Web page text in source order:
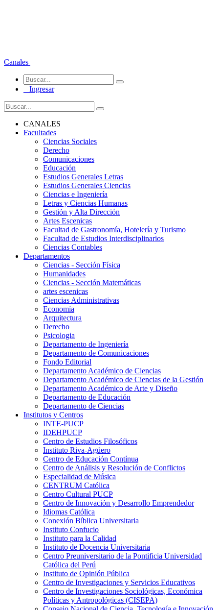
Canales
Ingresar
CANALES
Facultades
Ciencias Sociales
Derecho
Comunicaciones
Educación
Estudios Generales Letras
Estudios Generales Ciencias
Ciencias e Ingeniería
Letras y Ciencias Humanas
Gestión y Alta Dirección
Artes Escenicas
Facultad de Gastronomía, Hotelería y Turismo
Facultad de Estudios Interdisciplinarios
Ciencias Contables
Departamentos
Ciencias - Sección Física
Humanidades
Ciencias - Sección Matemáticas
artes escenicas
Ciencias Administrativas
Economía
Arquitectura
Derecho
Psicologia
Departamento de Ingeniería
Departamento de Comunicaciones
Fondo Editorial
Departamento Académico de Ciencias
Departamento Académico de Ciencias de la Gestión
Departamento Académico de Arte y Diseño
Departamento de Educación
Departamento de Ciencias
Institutos y Centros
INTE-PUCP
IDEHPUCP
Centro de Estudios Filosóficos
Instituto Riva-Agüero
Centro de Educación Contínua
Centro de Análisis y Resolución de Conflictos
Especialidad de Música
CENTRUM Católica
Centro Cultural PUCP
Centro de Innovación y Desarrollo Emprendedor
Idiomas Católica
Conexión Bíblica Universitaria
Instituto Confucio
Instituto para la Calidad
Instituto de Docencia Universitaria
Centro Preuniversitario de la Pontificia Universidad
Católica del Perú
Instituto de Opinión Pública
Centro de Investigaciones y Servicios Educativos
Centro de Investigaciones Sociológicas, Económica
Políticas y Antropológicas (CISEPA)